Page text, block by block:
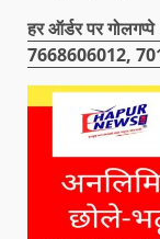
हर ऑर्डर पर
7668606012,